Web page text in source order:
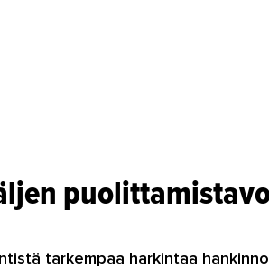
tarkempaa harkintaa